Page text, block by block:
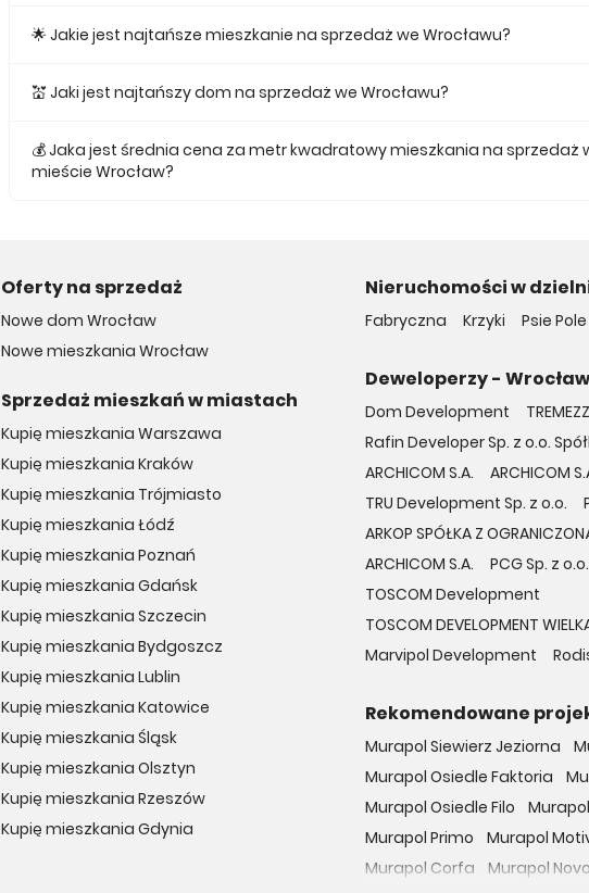
🌟 Jakie jest najtańsze mieszkanie na sprzedaż we Wrocławu?
💒 Jaki jest najtańszy dom na sprzedaż we Wrocławu?
💰 Jaka jest średnia cena za metr kwadratowy mieszkania na sprzedaż
mieście Wrocław?
Oferty na sprzedaż
Nowe dom Wrocław
Nowe mieszkania Wrocław
Sprzedaż mieszkań w miastach
Kupię mieszkania Warszawa
Kupię mieszkania Kraków
Kupię mieszkania Trójmiasto
Kupię mieszkania Łódź
Kupię mieszkania Poznań
Kupię mieszkania Gdańsk
Kupię mieszkania Szczecin
Kupię mieszkania Bydgoszcz
Kupię mieszkania Lublin
Kupię mieszkania Katowice
Kupię mieszkania Śląsk
Kupię mieszkania Olsztyn
Kupię mieszkania Rzeszów
Kupię mieszkania Gdynia
Nieruchomości w
Fabryczna Krzyki Psie Pole
Deweloperzy - Wrocław
Dom Development
Rafin Developer Sp. z o.o.
ARCHICOM S.A.
ARCHICOM
TRU Development Sp. z o.o.
ARKOP SPÓŁKA Z
ARCHICOM S.A.
PCG Sp. z o.o.
TOSCOM Development
TOSCOM DEVELOPMENT
Marvipol Development
Rekomendowane
Murapol Siewierz Jeziorna
Murapol Osiedle Faktoria
Murapol Osiedle Filo
Murapol Primo
Murapol
Murapol Corfa
Murapol Novo